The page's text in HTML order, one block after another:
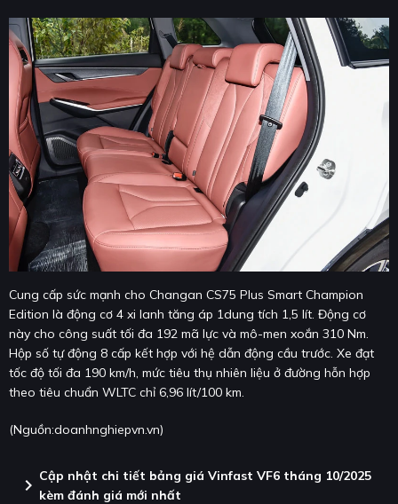
Cung cấp sức mạnh cho Changan CS75 Plus Smart Champion
Edition là động cơ 4 xi lanh tăng áp 1dung tích 1,5 lít. Động cơ
này cho công suất tối đa 192 mã lực và mô-men xoắn 310 Nm.
Hộp số tự động 8 cấp kết hợp với hệ dẫn động cầu trước. Xe đạt
tốc độ tối đa 190 km/h, mức tiêu thụ nhiên liệu ở đường hỗn hợp
theo tiêu chuẩn WLTC chỉ 6,96 lít/100 km.
(Nguồn:doanhnghiepvn.vn)
chevron_right Cập nhật chi tiết bảng giá Vinfast VF6 tháng 10/2025
kèm đánh giá mới nhất